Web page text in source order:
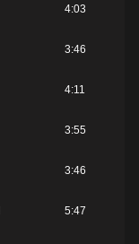
4:03
3:46
4:11
3:55
3:46
5:47